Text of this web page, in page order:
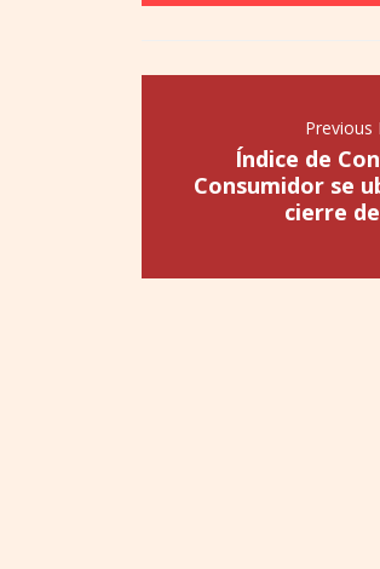
Previous
Índice de
Consumidor se
cierre